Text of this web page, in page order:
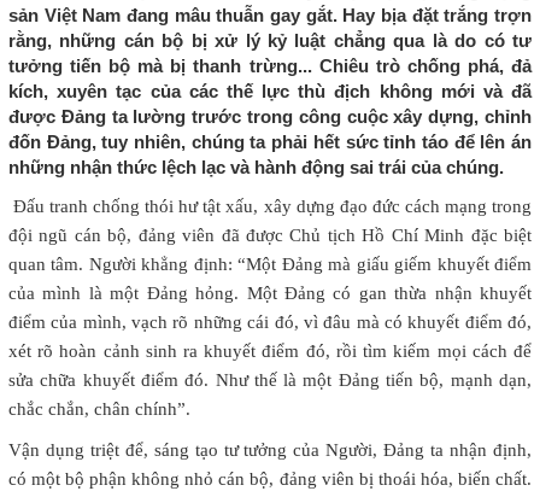
sản Việt Nam đang mâu thuẫn gay gắt. Hay bịa đặt trắng trợn
rằng, những cán bộ bị xử lý kỷ luật chẳng qua là do có tư
tưởng tiến bộ mà bị thanh trừng... Chiêu trò chống phá, đả
kích, xuyên tạc của các thế lực thù địch không mới và đã
được Đảng ta lường trước trong công cuộc xây dựng, chỉnh
đốn Đảng, tuy nhiên, chúng ta phải hết sức tỉnh táo để lên án
những nhận thức lệch lạc và hành động sai trái của chúng.
Đấu tranh chống thói hư tật xấu, xây dựng đạo đức cách mạng trong
đội ngũ cán bộ, đảng viên đã được Chủ tịch Hồ Chí Minh đặc biệt
quan tâm. Người khẳng định: “Một Đảng mà giấu giếm khuyết điểm
của mình là một Đảng hỏng. Một Đảng có gan thừa nhận khuyết
điểm của mình, vạch rõ những cái đó, vì đâu mà có khuyết điểm đó,
xét rõ hoàn cảnh sinh ra khuyết điểm đó, rồi tìm kiếm mọi cách để
sửa chữa khuyết điểm đó. Như thế là một Đảng tiến bộ, mạnh dạn,
chắc chắn, chân chính”.
Vận dụng triệt để, sáng tạo tư tưởng của Người, Đảng ta nhận định,
có một bộ phận không nhỏ cán bộ, đảng viên bị thoái hóa, biến chất.